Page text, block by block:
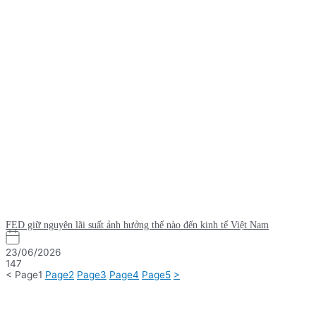
FED giữ nguyên lãi suất ảnh hưởng thế nào đến kinh tế Việt Nam
23/06/2026
147
< Page1 Page2 Page3 Page4 Page5 >